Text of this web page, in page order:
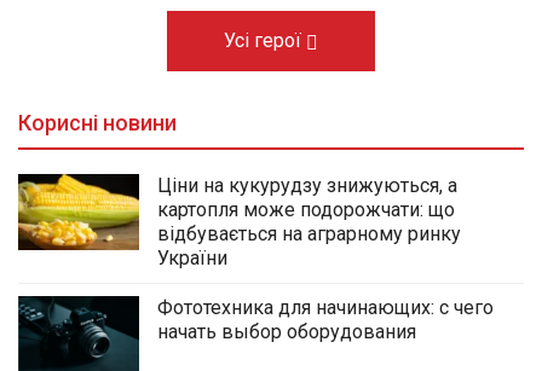
Усі герої
Корисні новини
Ціни на кукурудзу знижуються, а
картопля може подорожчати: що
відбувається на аграрному ринку
України
Фототехника для начинающих: с чего
начать выбор оборудования